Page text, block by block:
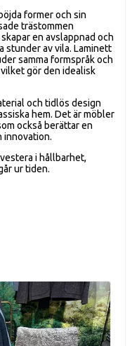
former och sin
trästommen
en avslappnad och
stunder av vila. Laminett
samma formspråk och
gör den idealisk
och tidlös design
hem. Det är möbler
också berättar en
innovation.
i hållbarhet,
ur tiden.